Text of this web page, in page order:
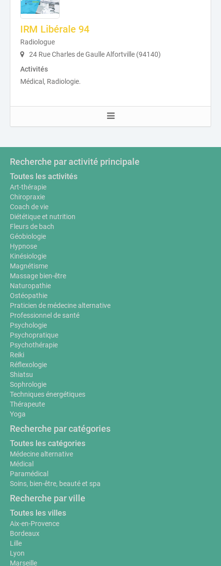
IRM Libérale 94
Radiologue
24 Rue Charles de Gaulle Alfortville (94140)
Activités
Médical, Radiologie.
Recherche par activité principale
Toutes les activités
Art-thérapie
Chiropraxie
Coach de vie
Diététique et nutrition
Fleurs de bach
Géobiologie
Hypnose
Kinésiologie
Magnétisme
Massage bien-être
Naturopathie
Ostéopathie
Praticien de médecine alternative
Professionnel de santé
Psychologie
Psychopratique
Psychothérapie
Reiki
Réflexologie
Shiatsu
Sophrologie
Techniques énergétiques
Thérapeute
Yoga
Recherche par catégories
Toutes les catégories
Médecine alternative
Médical
Paramédical
Soins, bien-être, beauté et spa
Recherche par ville
Toutes les villes
Aix-en-Provence
Bordeaux
Lille
Lyon
Marseille